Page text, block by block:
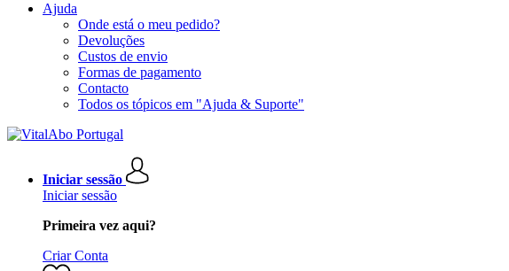
Ajuda
Onde está o meu pedido?
Devoluções
Custos de envio
Formas de pagamento
Contacto
Todos os tópicos em "Ajuda & Suporte"
Iniciar sessão
Iniciar sessão
Primeira vez aqui?
Criar Conta